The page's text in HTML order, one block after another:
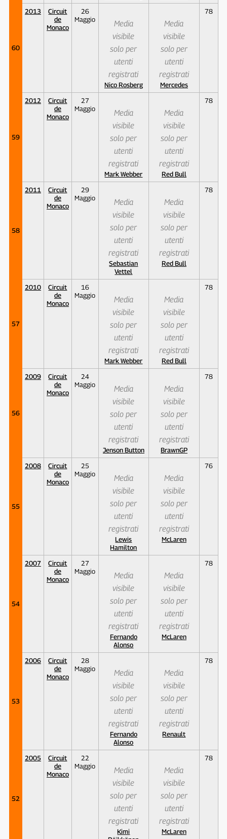
60
2013
Circuit
de
Monaco
26
Maggio
Media
visibile
solo per
utenti
registrati
Nico Rosberg
Media
visibile
solo per
utenti
registrati
Mercedes
78
59
2012
Circuit
de
Monaco
27
Maggio
Media
visibile
solo per
utenti
registrati
Mark Webber
Media
visibile
solo per
utenti
registrati
Red Bull
78
58
2011
Circuit
de
Monaco
29
Maggio
Media
visibile
solo per
utenti
registrati
Sebastian
Vettel
Media
visibile
solo per
utenti
registrati
Red Bull
78
57
2010
Circuit
de
Monaco
16
Maggio
Media
visibile
solo per
utenti
registrati
Mark Webber
Media
visibile
solo per
utenti
registrati
Red Bull
78
56
2009
Circuit
de
Monaco
24
Maggio
Media
visibile
solo per
utenti
registrati
Jenson Button
Media
visibile
solo per
utenti
registrati
BrawnGP
78
55
2008
Circuit
de
Monaco
25
Maggio
Media
visibile
solo per
utenti
registrati
Lewis
Hamilton
Media
visibile
solo per
utenti
registrati
McLaren
76
54
2007
Circuit
de
Monaco
27
Maggio
Media
visibile
solo per
utenti
registrati
Fernando
Alonso
Media
visibile
solo per
utenti
registrati
McLaren
78
53
2006
Circuit
de
Monaco
28
Maggio
Media
visibile
solo per
utenti
registrati
Fernando
Alonso
Media
visibile
solo per
utenti
registrati
Renault
78
52
2005
Circuit
de
Monaco
22
Maggio
Media
visibile
solo per
utenti
registrati
Kimi
Media
visibile
solo per
utenti
registrati
McLaren
78